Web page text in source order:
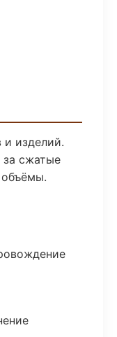
и изделий.
за сжатые